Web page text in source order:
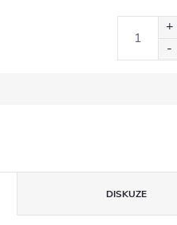
DISKUZE